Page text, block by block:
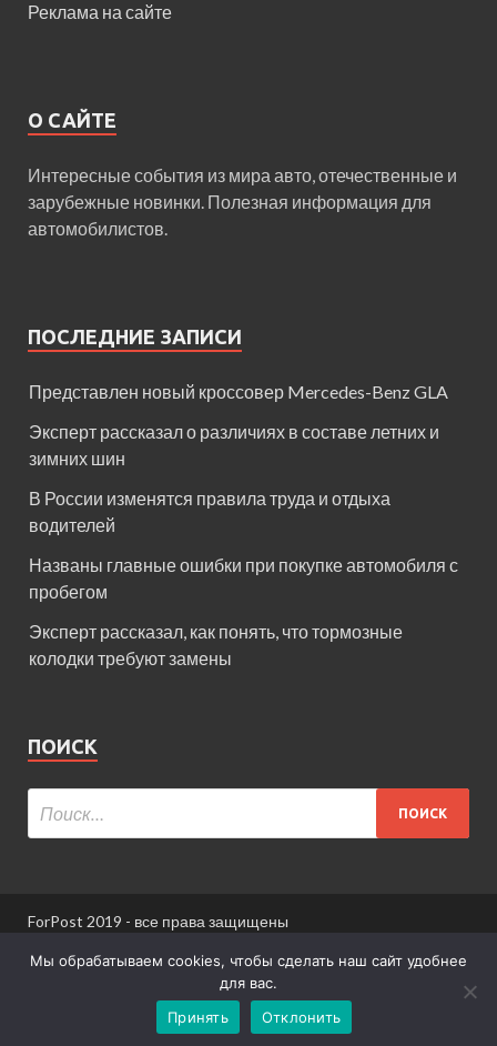
Реклама на сайте
О САЙТЕ
Интересные события из мира авто, отечественные и
зарубежные новинки. Полезная информация для
автомобилистов.
ПОСЛЕДНИЕ ЗАПИСИ
Представлен новый кроссовер Mercedes-Benz GLA
Эксперт рассказал о различиях в составе летних и
зимних шин
В России изменятся правила труда и отдыха
водителей
Названы главные ошибки при покупке автомобиля с
пробегом
Эксперт рассказал, как понять, что тормозные
колодки требуют замены
ПОИСК
ForPost 2019 - все права защищены
При использовании материалов сайта ссылка
Информация для пользователей сайта
Мы обрабатываем cookies, чтобы сделать наш сайт удобнее
для вас.
Принять
Отклонить